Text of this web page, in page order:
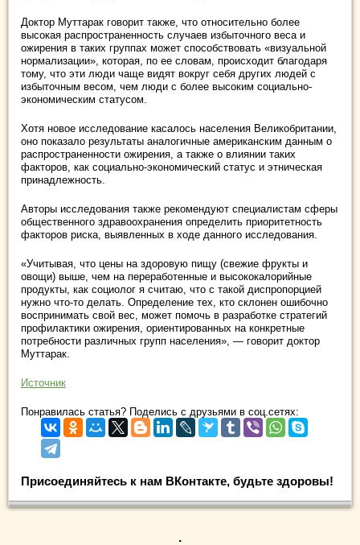
Доктор Муттарак говорит также, что относительно более
высокая распространенность случаев избыточного веса и
ожирения в таких группах может способствовать «визуальной
нормализации», которая, по ее словам, происходит благодаря
тому, что эти люди чаще видят вокруг себя других людей с
избыточным весом, чем люди с более высоким социально-
экономическим статусом.
Хотя новое исследование касалось населения Великобритании,
оно показало результаты аналогичные американским данным о
распространенности ожирения, а также о влиянии таких
факторов, как социально-экономический статус и этническая
принадлежность.
Авторы исследования также рекомендуют специалистам сферы
общественного здравоохранения определить приоритетность
факторов риска, выявленных в ходе данного исследования.
«Учитывая, что цены на здоровую пищу (свежие фрукты и
овощи) выше, чем на переработенные и высококалорийные
продукты, как социолог я считаю, что с такой диспропорцией
нужно что-то делать. Определение тех, кто склонен ошибочно
воспринимать свой вес, может помочь в разработке стратегий
профилактики ожирения, ориентированных на конкретные
потребности различных групп населения», — говорит доктор
Муттарак.
Источник
Понравилась статья? Поделись с друзьями в соц.сетях:
Присоединяйтесь к нам ВКонтакте, будьте здоровы!
.